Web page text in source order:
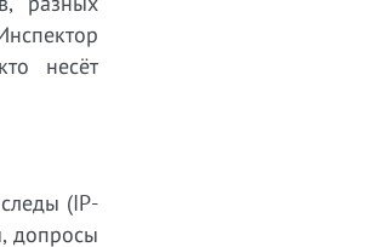
несёт
(IP-
допросы